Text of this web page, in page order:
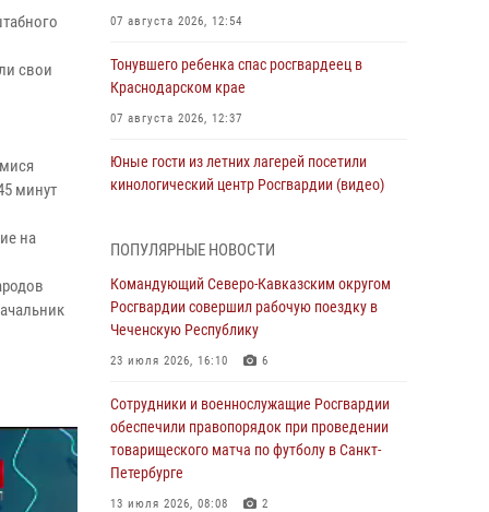
свои
минут
на
07 августа 2026, 12:54
Тонувшего ребенка спас росгвардеец в
Краснодарском крае
07 августа 2026, 12:37
Юные гости из летних лагерей посетили
кинологический центр Росгвардии (видео)
Ветеран войск правопорядка генерал-майор
Иван Пияшев – герой выпуска «Легенды
армии с Александром Маршалом»
07 августа 2026, 12:00
округу Росгвардии и ветераны военной
контрразведки почтили память Николая
Кузнецова
07 августа 2026, 12:00
ПОПУЛЯРНЫЕ НОВОСТИ
Командующий Северо-Кавказским округом
Росгвардии совершил рабочую поездку в
Чеченскую Республику
23 июля 2026, 16:10 6
Сотрудники и военнослужащие Росгвардии
обеспечили правопорядок при проведении
товарищеского матча по футболу в Санкт-
Петербурге
13 июля 2026, 08:08 2